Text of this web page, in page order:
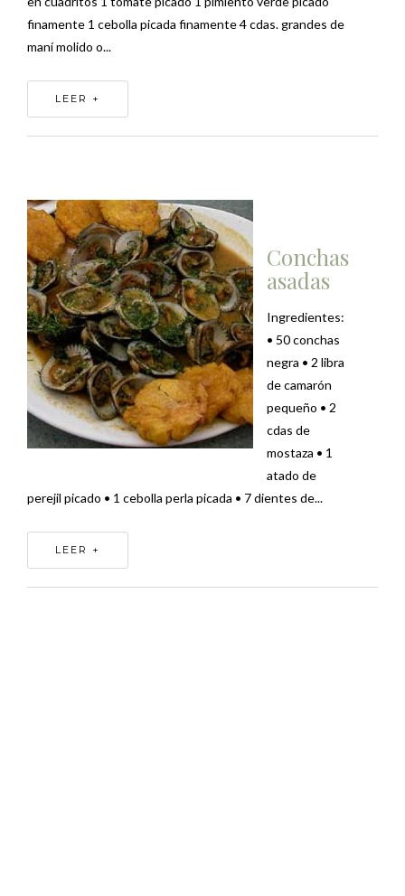
finamente 1 cebolla picada finamente 4 cdas. grandes de
maní molido o...
LEER +
Conchas
asadas
Ingredientes:
• 50 conchas
negra • 2 libra
de camarón
pequeño • 2
cdas de
mostaza • 1
atado de
perejil picado • 1 cebolla perla picada • 7 dientes de...
LEER +